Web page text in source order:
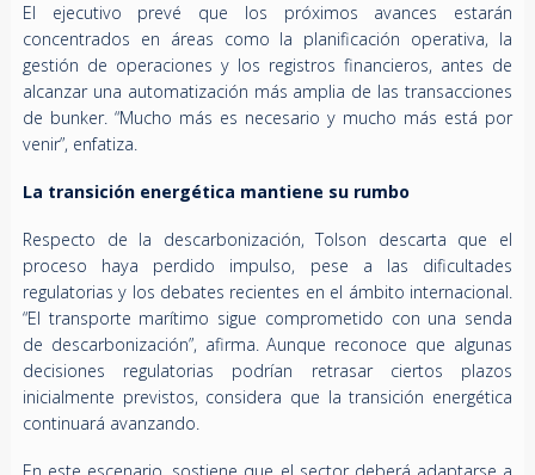
El ejecutivo prevé que los próximos avances estarán
concentrados en áreas como la planificación operativa, la
gestión de operaciones y los registros financieros, antes de
alcanzar una automatización más amplia de las transacciones
de bunker. “Mucho más es necesario y mucho más está por
venir”, enfatiza.
La transición energética mantiene su rumbo
Respecto de la descarbonización, Tolson descarta que el
proceso haya perdido impulso, pese a las dificultades
regulatorias y los debates recientes en el ámbito internacional.
“El transporte marítimo sigue comprometido con una senda
de descarbonización”, afirma. Aunque reconoce que algunas
decisiones regulatorias podrían retrasar ciertos plazos
inicialmente previstos, considera que la transición energética
continuará avanzando.